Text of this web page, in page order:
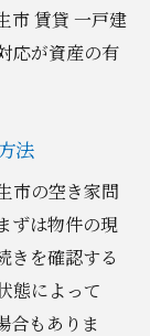
市 賃貸 一戸建
応が資産の有
法
市の空き家問
ずは物件の現
きを確認する
態によって
合もありま